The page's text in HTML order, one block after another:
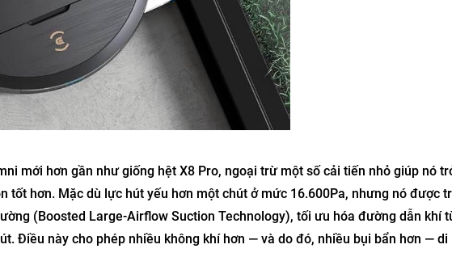
mới hơn gần như giống hệt X8 Pro, ngoại trừ một số cải tiến nhỏ giúp nó
tốt hơn. Mặc dù lực hút yếu hơn một chút ở mức 16.600Pa, nhưng nó được
(Boosted Large-Airflow Suction Technology), tối ưu hóa đường dẫn khí
Điều này cho phép nhiều không khí hơn — và do đó, nhiều bụi bẩn hơn — di